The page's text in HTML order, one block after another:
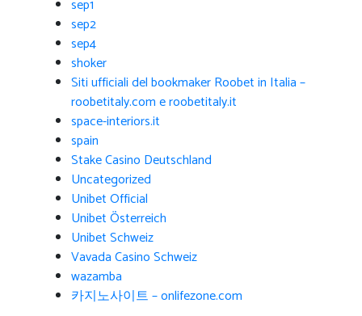
sep1
sep2
sep4
shoker
Siti ufficiali del bookmaker Roobet in Italia –
roobetitaly.com e roobetitaly.it
space-interiors.it
spain
Stake Casino Deutschland
Uncategorized
Unibet Official
Unibet Österreich
Unibet Schweiz
Vavada Casino Schweiz
wazamba
카지노사이트 – onlifezone.com